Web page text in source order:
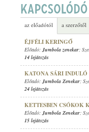
az előadótól a szerzőtől
ÉJFÉLI KERINGŐ
Előadó:Jumbola zenekar;
14 lejátszás
KATONA SÁRI INDULÓ
Előadó:Jumbola Zenekar;
24 lejátszás
KETTESBEN CSÓKOK
Előadó:Jumbola Zenekar;
15 lejátszás